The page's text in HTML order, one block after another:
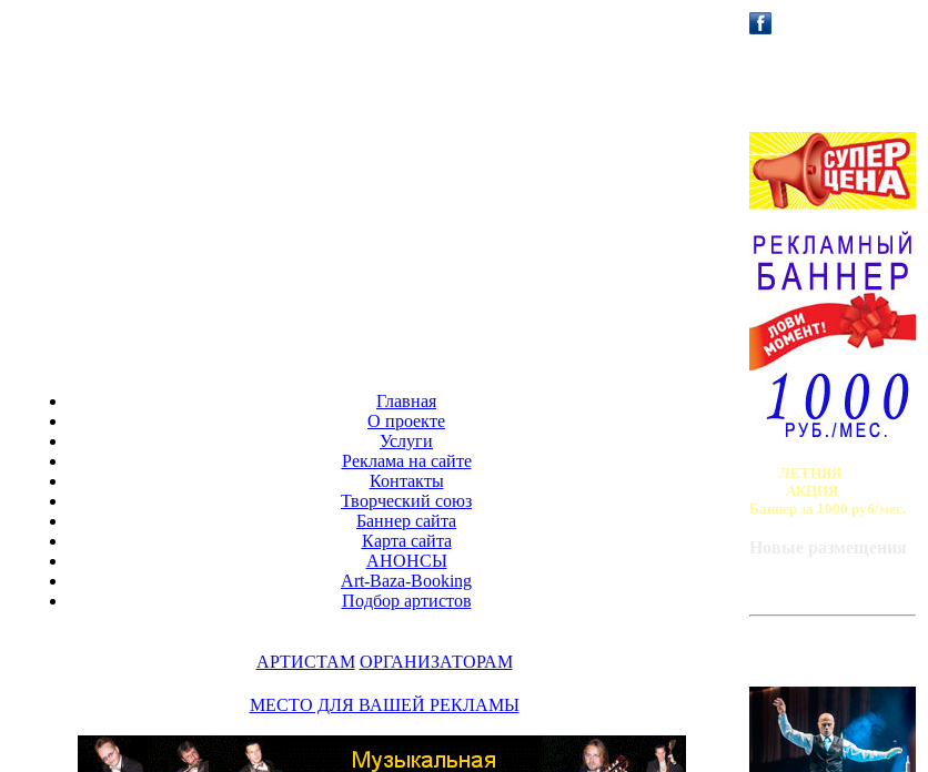
Главная
О проекте
Услуги
Реклама на сайте
Контакты
Творческий союз
Баннер сайта
Карта сайта
АНОНСЫ
Art-Baza-Booking
Подбор артистов
АРТИСТАМ ОРГАНИЗАТОРАМ
МЕСТО ДЛЯ ВАШЕЙ РЕКЛАМЫ
ЛЕТНЯЯ
АКЦИЯ
Баннер за 1000 руб/мес.